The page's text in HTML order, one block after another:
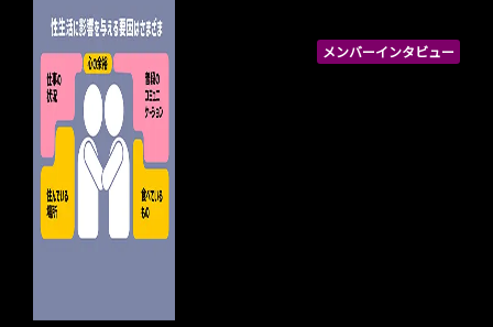
メンバーインタビュー